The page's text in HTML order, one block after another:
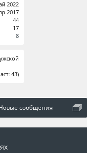
2022
2017
44
17
8
43)
сообщения